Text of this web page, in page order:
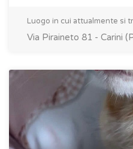
Luogo in cui attualmente si
Via Piraineto 81 - Carini